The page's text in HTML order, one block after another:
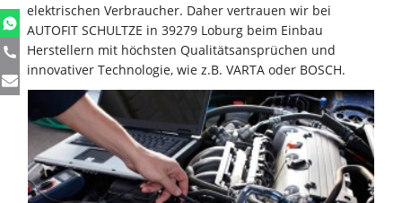
elektrischen Verbraucher. Daher vertrauen wir bei
AUTOFIT SCHULTZE in 39279 Loburg beim Einbau
Herstellern mit höchsten Qualitätsansprüchen und
innovativer Technologie, wie z.B. VARTA oder BOSCH.